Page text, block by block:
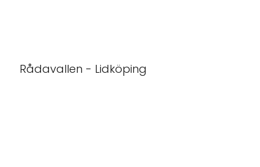
Rådavallen - Lidköping